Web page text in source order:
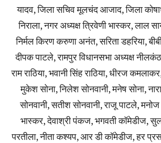
यादव, जिला सचिव मूलचंद आजाद, जिला
निराला, नगर अध्यक्ष त्रिवेणी भास्कर, लाल
निर्मल किरण करुणा अनंत, सरिता डहरिया,
दीपक पाटले, रामपुर विधानसभा अध्यक्ष
राम राठिया, भवानी सिंह राठिया, धीरज
मुकेश सोना, निलेश सोनवानी, मनेष सोना,
सोनवानी, सतीश सोनवानी, राजू पाटले, मनोज
भास्कर, देवाश्री पंकज, भगवती कॉमेडीज,
परतीला, नीता कश्यप, आर डी कॉमेडीज, हर